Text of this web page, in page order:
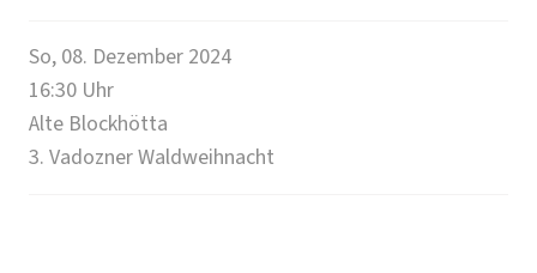
So, 08. Dezember 2024
16:30 Uhr
Alte Blockhötta
3. Vadozner Waldweihnacht